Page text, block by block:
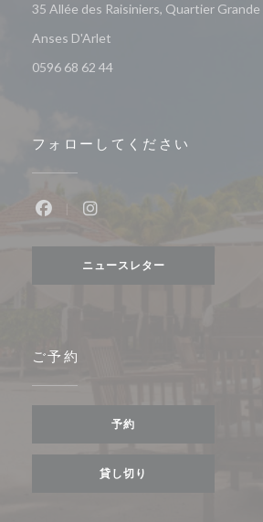
35 Allée des Raisiniers, Quartier
Anses D'Arlet
0596 68 62 44
フォローしてください
ニュースレター
ご予約
予約
貸し切り